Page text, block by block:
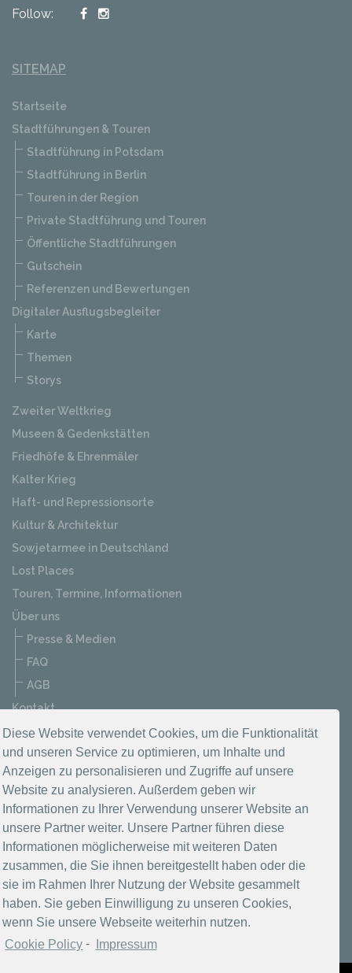
Diese Website verwendet Cookies, um die Funktionalität
und unseren Service zu optimieren, um Inhalte und
Anzeigen zu personalisieren und Zugriffe auf unsere
Website zu analysieren. Außerdem geben wir
Informationen zu Ihrer Verwendung unserer Website an
unsere Partner weiter. Unsere Partner führen diese
Informationen möglicherweise mit weiteren Daten
zusammen, die Sie ihnen bereitgestellt haben oder die
sie im Rahmen Ihrer Nutzung der Website gesammelt
haben. Sie geben Einwilligung zu unseren Cookies,
wenn Sie unsere Webseite weiterhin nutzen.
Cookie Policy - Impressum
Follow:
SITEMAP
Startseite
Stadtführungen & Touren
Stadtführung in Potsdam
Stadtführung in Berlin
Touren in der Region
Private Stadtführung und Touren
Öffentliche Stadtführungen
Gutschein
Referenzen und Bewertungen
Digitaler Ausflugsbegleiter
Karte
Themen
Storys
Zweiter Weltkrieg
Museen & Gedenkstätten
Friedhöfe & Ehrenmäler
Kalter Krieg
Haft- und Repressionsorte
Kultur & Architektur
Sowjetarmee in Deutschland
Lost Places
Touren, Termine, Informationen
Über uns
Presse & Medien
FAQ
AGB
Kontakt
Datenschutzerklärung
Impressum